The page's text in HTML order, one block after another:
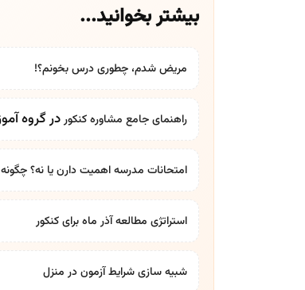
بیشتر بخوانید...
مریض شدم، چطوری درس بخونم؟!
راهنمای جامع مشاوره کنکوردر گروه
امتحانات مدرسه اهمیت دارن یا نه؟
استراتژی مطالعه آذر ماه برای کنکور
شبیه سازی شرایط آزمون در منزل